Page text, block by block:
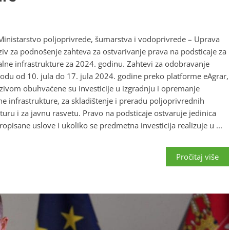
Ministarstvo poljoprivrede, šumarstva i vodoprivrede – Uprava
za podnošenje zahteva za ostvarivanje prava na podsticaje za
infrastrukture za 2024. godinu. Zahtevi za odobravanje
od 10. jula do 17. jula 2024. godine preko platforme eAgrar,
obuhvaćene su investicije u izgradnju i opremanje
infrastrukture, za skladištenje i preradu poljoprivrednih
i za javnu rasvetu. Pravo na podsticaje ostvaruje jedinica
uslove i ukoliko se predmetna investicija realizuje u ...
Pročitaj više